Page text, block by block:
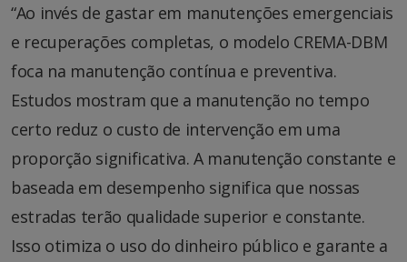
“Ao invés de gastar em manutenções emergenciais
e recuperações completas, o modelo CREMA-DBM
foca na manutenção contínua e preventiva.
Estudos mostram que a manutenção no tempo
certo reduz o custo de intervenção em uma
proporção significativa. A manutenção constante e
baseada em desempenho significa que nossas
estradas terão qualidade superior e constante.
Isso otimiza o uso do dinheiro público e garante a